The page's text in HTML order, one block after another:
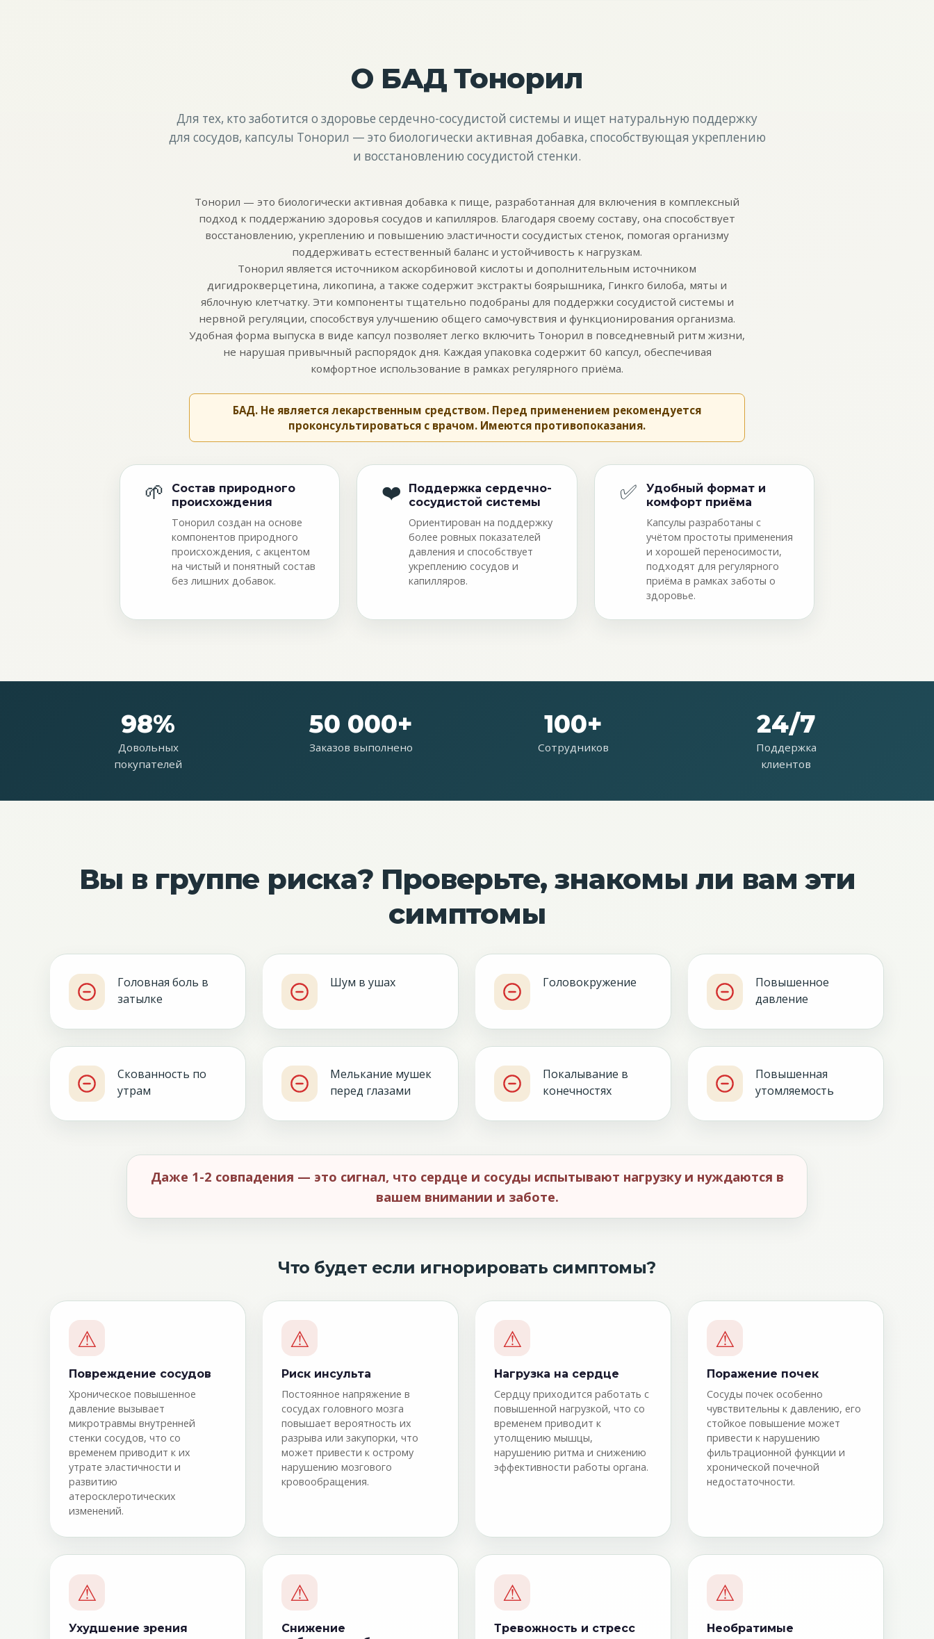
О БАД Тонорил
Для тех, кто заботится о здоровье сердечно-сосудистой системы и ищет натуральную поддержку
для сосудов, капсулы Тонорил — это биологически активная добавка, способствующая укреплению
и восстановлению сосудистой стенки.
Тонорил — это биологически активная добавка к пище, разработанная для включения в комплексный
подход к поддержанию здоровья сосудов и капилляров. Благодаря своему составу, она способствует
восстановлению, укреплению и повышению эластичности сосудистых стенок, помогая организму
поддерживать естественный баланс и устойчивость к нагрузкам.
Тонорил является источником аскорбиновой кислоты и дополнительным источником
дигидрокверцетина, ликопина, а также содержит экстракты боярышника, Гинкго билоба, мяты и
яблочную клетчатку. Эти компоненты тщательно подобраны для поддержки сосудистой системы и
нервной регуляции, способствуя улучшению общего самочувствия и функционирования организма.
Удобная форма выпуска в виде капсул позволяет легко включить Тонорил в повседневный ритм жизни,
не нарушая привычный распорядок дня. Каждая упаковка содержит 60 капсул, обеспечивая
комфортное использование в рамках регулярного приёма.
БАД. Не является лекарственным средством. Перед применением рекомендуется
проконсультироваться с врачом. Имеются противопоказания.
🌱
Состав природного
происхождения
Тонорил создан на основе
компонентов природного
происхождения, с акцентом
на чистый и понятный состав
без лишних добавок.
❤️
Поддержка сердечно-
сосудистой системы
Ориентирован на поддержку
более ровных показателей
давления и способствует
укреплению сосудов и
капилляров.
✅
Удобный формат и
комфорт приёма
Капсулы разработаны с
учётом простоты применения
и хорошей переносимости,
подходят для регулярного
приёма в рамках заботы о
здоровье.
98%
Довольных
покупателей
50 000+
Заказов выполнено
100+
Сотрудников
24/7
Поддержка
клиентов
Вы в группе риска? Проверьте, знакомы ли вам эти
симптомы
Головная боль в
затылке
Шум в ушах Головокружение
Повышенное
давление
Скованность по
утрам
Мелькание мушек
перед глазами
Покалывание в
конечностях
Повышенная
утомляемость
Даже 1-2 совпадения — это сигнал, что сердце и сосуды испытывают нагрузку и нуждаются в
вашем внимании и заботе.
Что будет если игнорировать симптомы?
⚠
Повреждение сосудов
Хроническое повышенное
давление вызывает
микротравмы внутренней
стенки сосудов, что со
временем приводит к их
утрате эластичности и
развитию
атеросклеротических
изменений.
⚠
Риск инсульта
Постоянное напряжение в
сосудах головного мозга
повышает вероятность их
разрыва или закупорки, что
может привести к острому
нарушению мозгового
кровообращения.
⚠
Нагрузка на сердце
Сердцу приходится работать с
повышенной нагрузкой, что со
временем приводит к
утолщению мышцы,
нарушению ритма и снижению
эффективности работы органа.
⚠
Поражение почек
Сосуды почек особенно
чувствительны к давлению, его
стойкое повышение может
привести к нарушению
фильтрационной функции и
хронической почечной
недостаточности.
⚠
Ухудшение зрения
⚠
Снижение
⚠
Тревожность и стресс
⚠
Необратимые